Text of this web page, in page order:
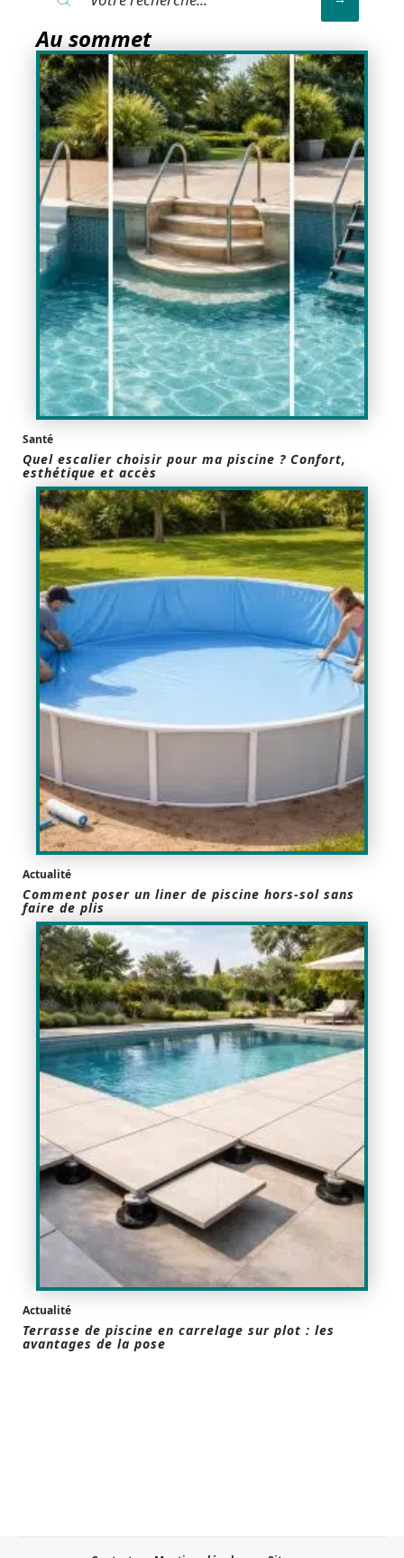
Au sommet
Santé
Quel escalier choisir pour ma piscine ? Confort,
esthétique et accès
Actualité
Comment poser un liner de piscine hors-sol sans
faire de plis
Actualité
Terrasse de piscine en carrelage sur plot : les
avantages de la pose